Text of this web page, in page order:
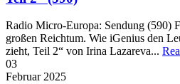
Radio Micro-Europa: Sendung (590)
großen Reichtum. Wie iGenius den
zieht, Teil 2“ von Irina Lazareva...
03
Februar 2025